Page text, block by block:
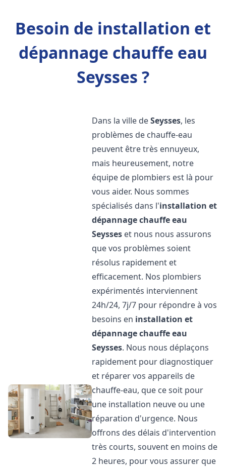
Besoin de installation et
dépannage chauffe eau
Seysses ?
Dans la ville deSeysses, les
problèmes de chauffe-eau
peuvent être très ennuyeux,
mais heureusement, notre
équipe de plombiers est là pour
vous aider. Nous sommes
spécialisés dans l'installation et
dépannage chauffe eau
Seysses et nous nous assurons
que vos problèmes soient
résolus rapidement et
efficacement. Nos plombiers
expérimentés interviennent
24h/24, 7j/7 pour répondre à vos
besoins en installation et
dépannage chauffe eau
Seysses. Nous nous déplaçons
rapidement pour diagnostiquer
et réparer vos appareils de
chauffe-eau, que ce soit pour
une installation neuve ou une
réparation d'urgence. Nous
offrons des délais d'intervention
très courts, souvent en moins de
2 heures, pour vous assurer que